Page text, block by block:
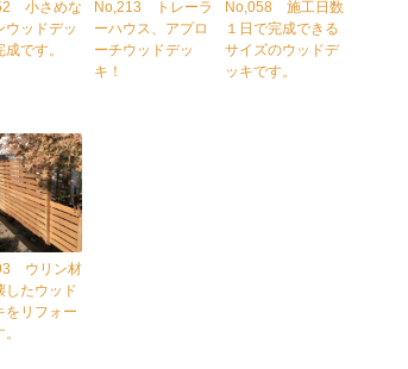
小さめな
ウッドデッ
です。
No,213 トレーラ
ーハウス、アプロ
ーチウッドデッ
キ！
No,058 施工日数
１日で完成できる
サイズのウッドデ
ッキです。
ウリン材
したウッド
をリフォー